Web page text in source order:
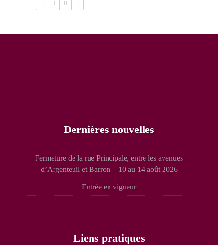
Dernières nouvelles
Fermeture de la rue Principale, entre les avenues
d’Argenteuil et Barron – 10 au 14 août 2026
Entrée en vigueur
Liens pratiques